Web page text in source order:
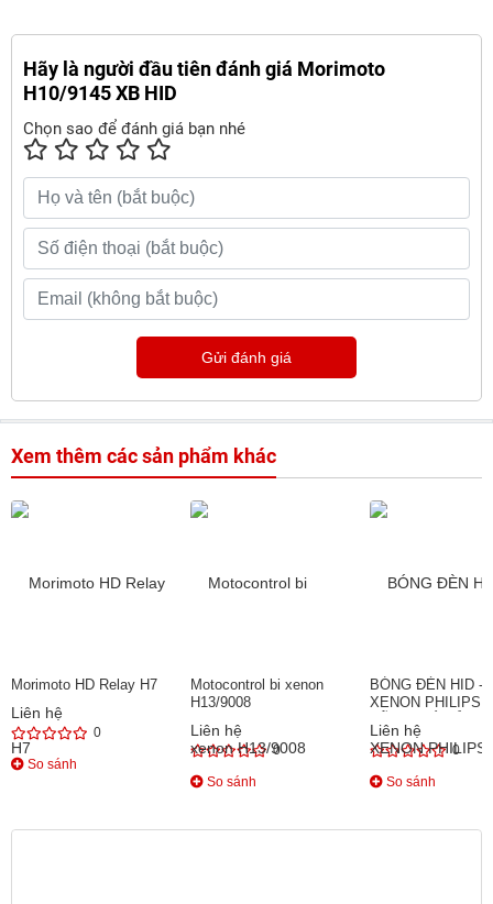
Hãy là người đầu tiên đánh giá Morimoto
H10/9145 XB HID
Chọn sao để đánh giá bạn nhé
Gửi đánh giá
Xem thêm các sản phẩm khác
Morimoto HD Relay H7
Liên hệ
0
So sánh
Motocontrol bi xenon
H13/9008
Liên hệ
0
So sánh
BÓNG ĐÈN HID -
XENON PHILIPS
Liên hệ
0
So sánh